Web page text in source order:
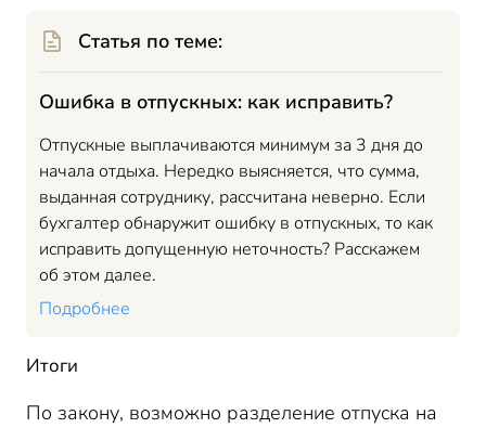
Статья по теме:
Ошибка в отпускных: как исправить?
Отпускные выплачиваются минимум за 3 дня до
начала отдыха. Нередко выясняется, что сумма,
выданная сотруднику, рассчитана неверно. Если
бухгалтер обнаружит ошибку в отпускных, то как
исправить допущенную неточность? Расскажем
об этом далее.
Подробнее
Итоги
По закону, возможно разделение отпуска на